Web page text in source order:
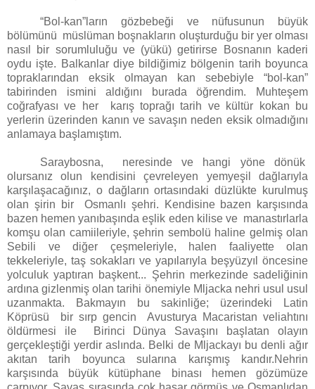
“Bol-kan”ların gözbebeği ve nüfusunun büyük
bölümünü müslüman boşnakların oluşturduğu bir yer olması
nasıl bir sorumluluğu ve (yükü) getirirse Bosnanın kaderi
oydu işte. Balkanlar diye bildiğimiz bölgenin tarih boyunca
topraklarından eksik olmayan kan sebebiyle “bol-kan”
tabirinden ismini aldığını burada öğrendim. Muhteşem
coğrafyası ve her karış toprağı tarih ve kültür kokan bu
yerlerin üzerinden kanın ve savaşın neden eksik olmadığını
anlamaya başlamıştım.
Saraybosna, neresinde ve hangi yöne dönük
olursanız olun kendisini çevreleyen yemyeşil dağlarıyla
karşılaşacağınız, o dağların ortasındaki düzlükte kurulmuş
olan şirin bir Osmanlı şehri. Kendisine bazen karşısında
bazen hemen yanıbaşında eşlik eden kilise ve manastırlarla
komşu olan camiileriyle, şehrin sembolü haline gelmiş olan
Sebili ve diğer çeşmeleriyle, halen faaliyette olan
tekkeleriyle, taş sokakları ve yapılarıyla beşyüzyıl öncesine
yolculuk yaptıran başkent... Şehrin merkezinde sadeliğinin
ardına gizlenmiş olan tarihi önemiyle Mljacka nehri usul usul
uzanmakta. Bakmayın bu sakinliğe; üzerindeki Latin
Köprüsü bir sırp gencin Avusturya Macaristan veliahtını
öldürmesi ile Birinci Dünya Savaşını başlatan olayın
gerçekleştiği yerdir aslında. Belki de Mljackayı bu denli ağır
akıtan tarih boyunca sularına karışmış kandır.Nehrin
karşısında büyük kütüphane binası hemen gözümüze